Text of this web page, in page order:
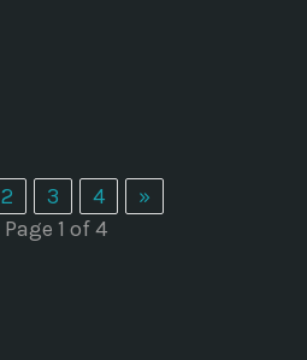
2 3 4
»
Page 1 of 4